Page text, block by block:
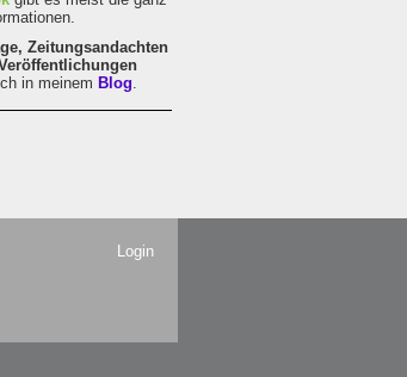
Zeitungsandachten
in meinem Blog.
Login